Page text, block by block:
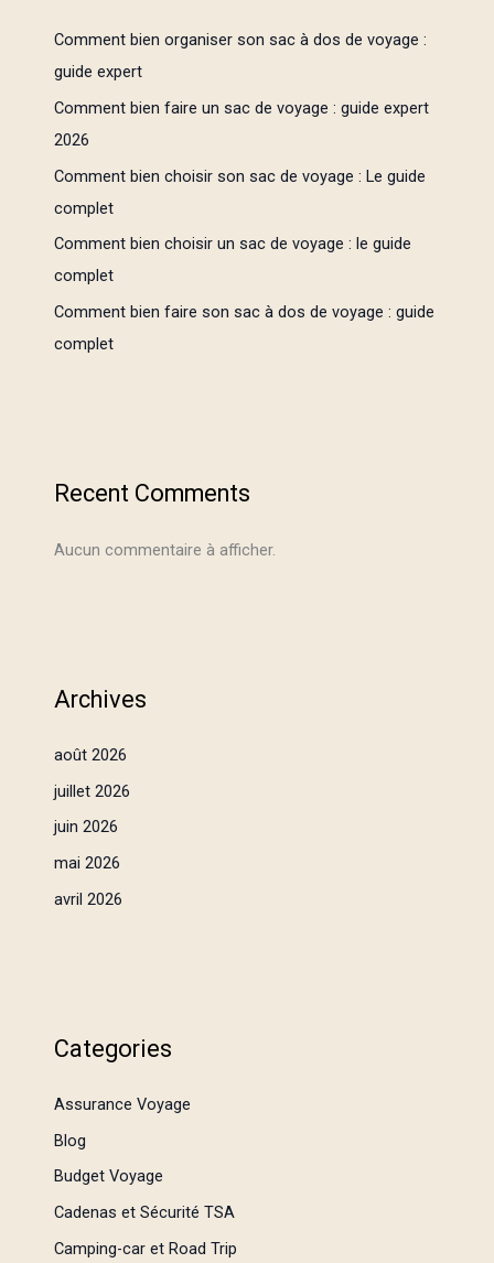
Comment bien organiser son sac à dos de voyage :
guide expert
Comment bien faire un sac de voyage : guide expert
2026
Comment bien choisir son sac de voyage : Le guide
complet
Comment bien choisir un sac de voyage : le guide
complet
Comment bien faire son sac à dos de voyage : guide
complet
Recent Comments
Aucun commentaire à afficher.
Archives
août 2026
juillet 2026
juin 2026
mai 2026
avril 2026
Categories
Assurance Voyage
Blog
Budget Voyage
Cadenas et Sécurité TSA
Camping-car et Road Trip